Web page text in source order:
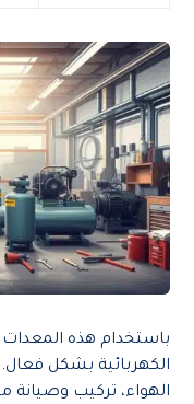
باستخدام هذه المعدات
الكهربائية بشكل
الهواء، تركيب وصيانة